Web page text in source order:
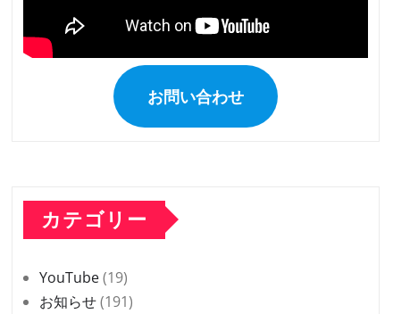
お問い合わせ
カテゴリー
YouTube(19)
お知らせ(191)